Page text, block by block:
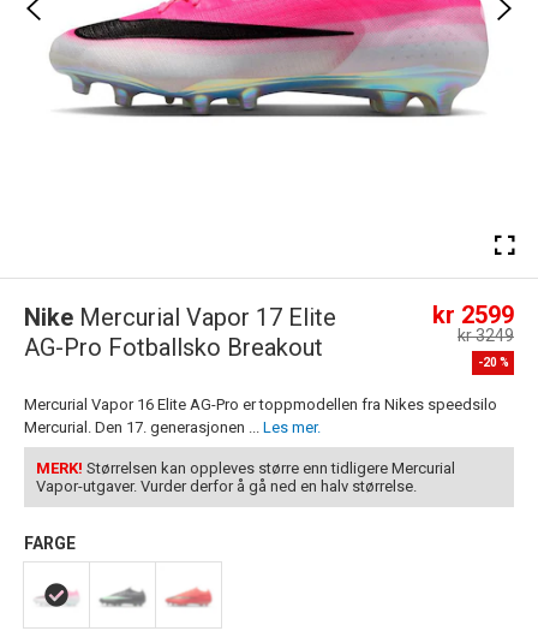
-20 %
Nike Mercurial Vapor 17 Elite
AG-Pro Fotballsko Breakout
kr 2599
kr 3249
Mercurial Vapor 16 Elite AG-Pro er toppmodellen fra Nikes speedsilo
Mercurial. Den 17. generasjonen ... Les mer.
MERK! Størrelsen kan oppleves større enn tidligere Mercurial
Vapor-utgaver. Vurder derfor å gå ned en halv størrelse.
FARGE